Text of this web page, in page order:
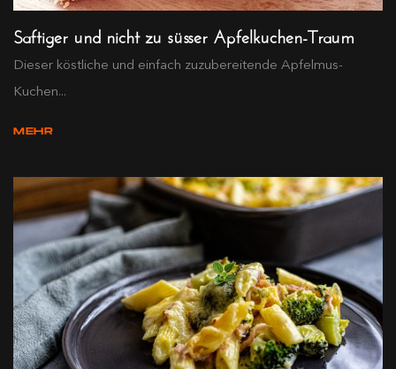
Saftiger und nicht zu süsser Apfelkuchen-Traum
Dieser köstliche und einfach zuzubereitende Apfelmus-
Kuchen...
MEHR